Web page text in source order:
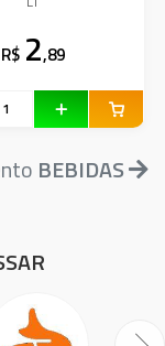
R$ 2,89
BEBIDAS